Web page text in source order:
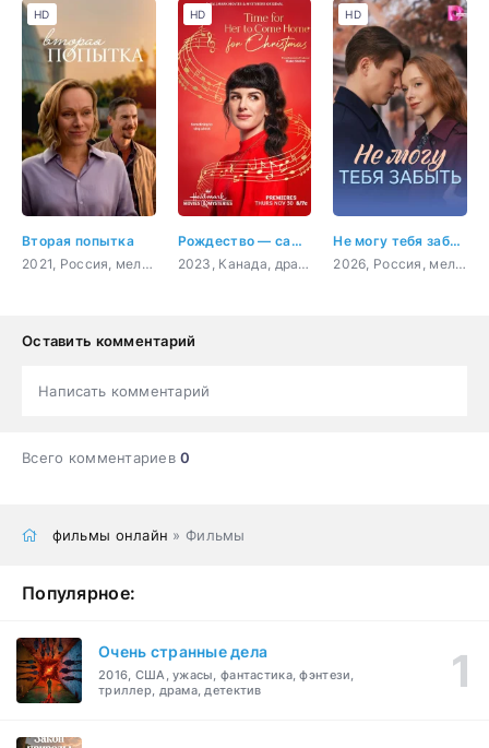
Вторая попытка
2021, Россия, мелодрама
HD
Рождество — самое время вернуться домой
2023, Канада, драма, мелодрама
HD
Не могу тебя забыть
2026, Россия, мелодрама
HD
Оставить комментарий
Написать комментарий
Всего комментариев0
фильмы онлайн » Фильмы
Популярное:
Очень странные дела
2016, США, ужасы, фантастика, фэнтези,
триллер, драма, детектив